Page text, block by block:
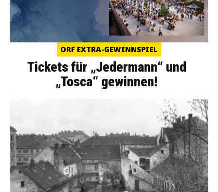
ORF EXTRA-GEWINNSPIEL
Tickets für „Jedermann“ und
„Tosca“ gewinnen!